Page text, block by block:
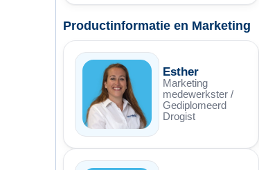
Productinformatie en Marketing
Esther
Marketing
medewerkster /
Gediplomeerd
Drogist